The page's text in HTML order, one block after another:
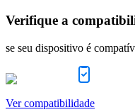
Verifique a
se seu dispositivo é
Ver compatibilidade